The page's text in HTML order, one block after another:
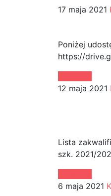
17 maja 2021
Poniżej
https://
12 maja 2021
Lista
szk. 2021/
6 maja 2021